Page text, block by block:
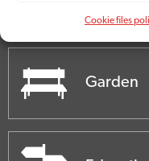
Cookie files
Garden